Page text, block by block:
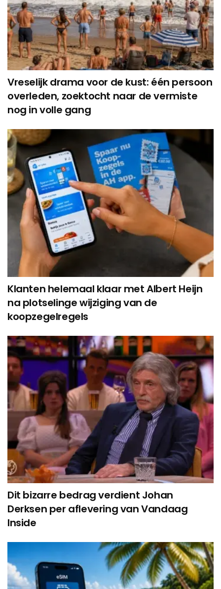
Vreselijk drama voor de kust: één persoon
overleden, zoektocht naar de vermiste
nog in volle gang
Klanten helemaal klaar met Albert Heijn
na plotselinge wijziging van de
koopzegelregels
Dit bizarre bedrag verdient Johan
Derksen per aflevering van Vandaag
Inside